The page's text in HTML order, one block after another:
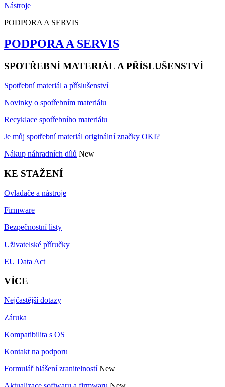
Nástroje
PODPORA A SERVIS
PODPORA A SERVIS
SPOTŘEBNÍ MATERIÁL A PŘÍSLUŠENSTVÍ
Spotřební materiál a příslušenství
Novinky o spotřebním materiálu
Recyklace spotřebního materiálu
Je můj spotřební materiál originální značky OKI?
Nákup náhradních dílů New
KE STAŽENÍ
Ovladače a nástroje
Firmware
Bezpečnostní listy
Uživatelské příručky
EU Data Act
VÍCE
Nejčastější dotazy
Záruka
Kompatibilita s OS
Kontakt na podporu
Formulář hlášení zranitelností New